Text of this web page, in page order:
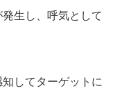
生し、呼気として
してターゲットに